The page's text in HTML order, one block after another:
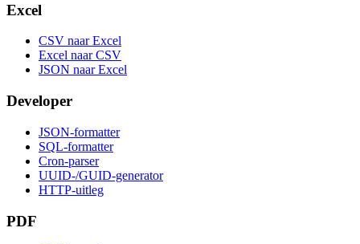
Excel
CSV naar Excel
Excel naar CSV
JSON naar Excel
Developer
JSON-formatter
SQL-formatter
Cron-parser
UUID-/GUID-generator
HTTP-uitleg
PDF